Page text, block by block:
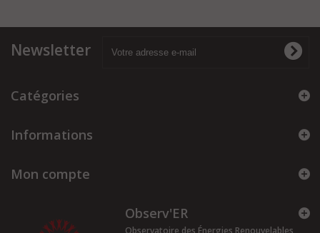
Newsletter
Catégories
Informations
Mon compte
Observ'ER
Observatoire des Énergies Renouvelables